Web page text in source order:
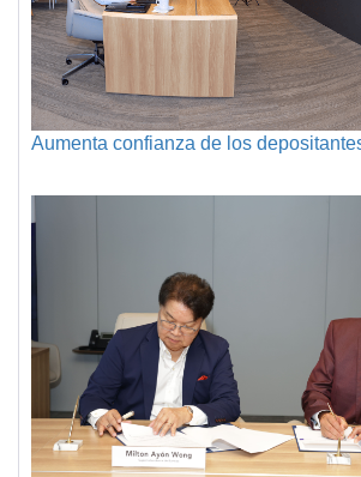
Aumenta confianza de los